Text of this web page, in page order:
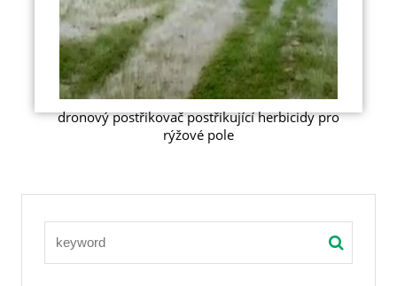
dronový postřikovač postřikující herbicidy pro
rýžové pole